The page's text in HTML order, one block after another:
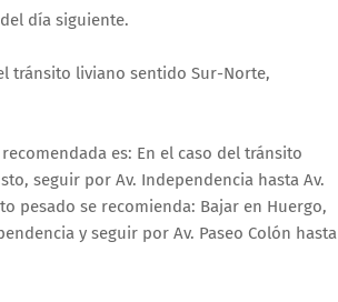
día siguiente.
tránsito liviano sentido Sur-Norte,
es: En el caso del tránsito
seguir por Av. Independencia hasta Av.
pesado se recomienda: Bajar en Huergo,
y seguir por Av. Paseo Colón hasta